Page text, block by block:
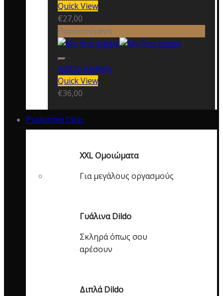
Quick View
€27,00
Προτεινόμενο
Add to wishlist
Quick View
€36,00
Ρεαλιστικα Dildo
XXL Ομοιώματα
Για μεγάλους οργασμούς
Γυάλινα Dildo
Σκληρά όπως σου
αρέσουν
Διπλά Dildo